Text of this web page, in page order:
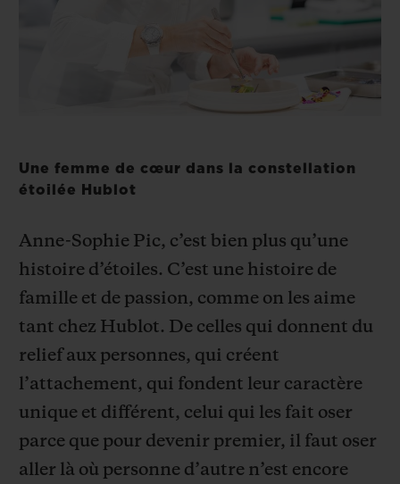
Une femme de cœur dans la constellation
étoilée Hublot
Anne-Sophie Pic, c’est bien plus qu’une
histoire d’étoiles. C’est une histoire de
famille et de passion, comme on les aime
tant chez Hublot. De celles qui donnent du
relief aux personnes, qui créent
l’attachement, qui fondent leur caractère
unique et différent, celui qui les fait oser
parce que pour devenir premier, il faut oser
aller là où personne d’autre n’est encore
ESSENTIAL
LIVRAISON ET RETOURS GRATUITS
PAIEMENT SÉCURISÉ